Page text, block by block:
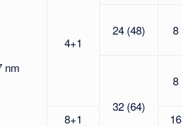
nm
4+1
24 (48) 8
32 (64)
8
8+1